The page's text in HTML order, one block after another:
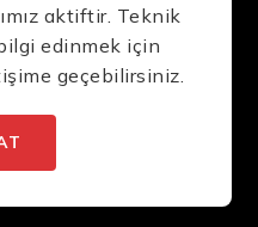
aktiftir. Teknik
edinmek için
geçebilirsiniz.